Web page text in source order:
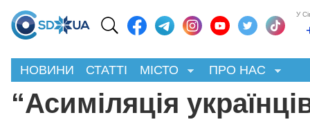
У
НОВИНИ СТАТТІ МІСТО ПРО НАС
“Асиміляція